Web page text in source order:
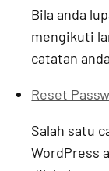
Bila anda
mengikuti
catatan
Reset
Salah satu
WordPress